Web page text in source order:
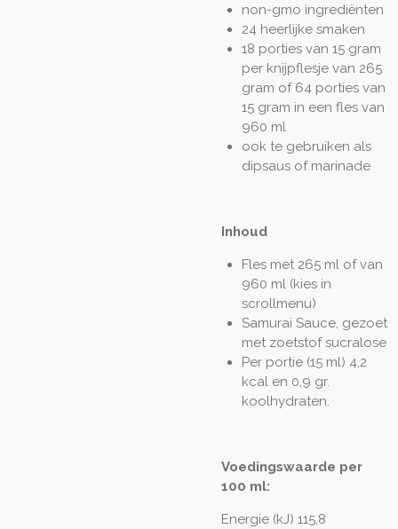
non-gmo ingrediënten
24 heerlijke smaken
18 porties van 15 gram
per knijpflesje van 265
gram of 64 porties van
15 gram in een fles van
960 ml
ook te gebruiken als
dipsaus of marinade
Inhoud
Fles met 265 ml of van
960 ml (kies in
scrollmenu)
Samurai Sauce, gezoet
met zoetstof sucralose
Per portie (15 ml) 4,2
kcal en 0,9 gr.
koolhydraten.
Voedingswaarde per
100 ml:
Energie (kJ) 115,8